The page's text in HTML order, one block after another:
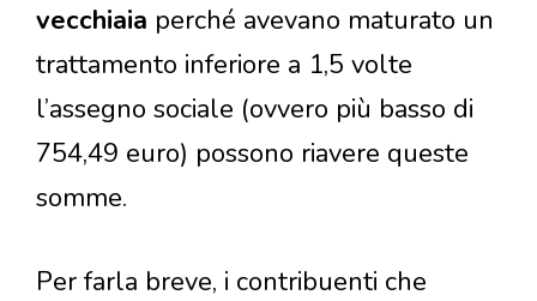
vecchiaia perché avevano maturato un
trattamento inferiore a 1,5 volte
l’assegno sociale (ovvero più basso di
754,49 euro) possono riavere queste
somme.
Per farla breve, i contribuenti che